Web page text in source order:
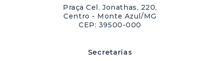
Praça Cel. Jonathas, 220,
Centro - Monte Azul/MG
CEP: 39500-000
Secretarias